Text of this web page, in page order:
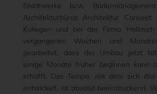
Stadtwerke bzw.
Architekturbüros Architektur Concept
Kollegen und bei der Firma
vergangenen Wochen und
gearbeitet, dass der Umbau jetzt
einige Monate früher beginnen kann
erhofft. Das Tempo, mit dem sich das
entwickelt, ist absolut beeindruckend.